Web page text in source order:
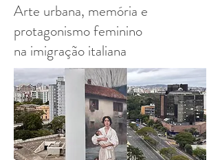
Arte urbana, memória e
protagonismo feminino
na imigração italiana